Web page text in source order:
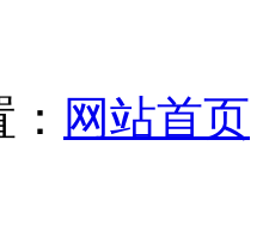
网站首页